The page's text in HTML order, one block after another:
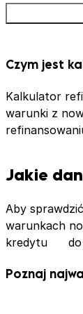
Czym jest
Kalkulator
warunki z
Jakie
Aby
warunkach
kredytu do
Poznaj